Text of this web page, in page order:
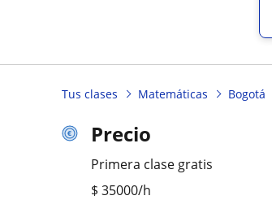
Tus clases Matemáticas Bogotá
Precio
Primera clase gratis
$ 35000/h